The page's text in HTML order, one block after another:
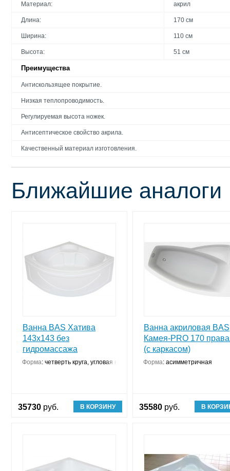
Материал: акрил
Длина: 170 см
Ширина: 110 см
Высота: 51 см
Преимущества
Антискользящее покрытие.
Низкая теплопроводимость.
Регулируемая высота ножек.
Антисептическое свойство акрила.
Качественный материал изготовления.
Ближайшие аналоги
Ванна BAS Хатива
143x143 без
гидромассажа
Форма: четверть круга, угловая конструкция
35730 руб. В КОРЗИНУ
Ванна акриловая BAS
Камея-PRO 170
(с каркасом)
Форма: асимметричная
35580 руб. В